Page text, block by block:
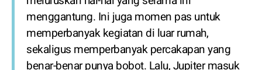
menggantung. Ini juga momen pas untuk
memperbanyak kegiatan di luar rumah,
sekaligus memperbanyak percakapan yang
benar-benar punya bobot. Lalu, Jupiter masuk